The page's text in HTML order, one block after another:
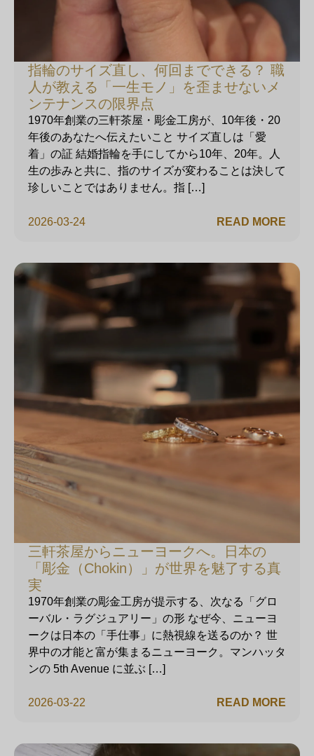
指輪のサイズ直し、何回までできる？ 職
人が教える「一生モノ」を歪ませないメ
ンテナンスの限界点
2026-03-24
1970年創業の三軒茶屋・彫金工房が、10年後・20
年後のあなたへ伝えたいこと サイズ直しは「愛
着」の証 結婚指輪を手にしてから10年、20年。人
生の歩みと共に、指のサイズが変わることは決して
珍しいことではありません。指 […]
READ MORE
三軒茶屋からニューヨークへ。日本の
「彫金（Chokin）」が世界を魅了する真
実
2026-03-22
1970年創業の彫金工房が提示する、次なる「グロ
ーバル・ラグジュアリー」の形 なぜ今、ニューヨ
ークは日本の「手仕事」に熱視線を送るのか？ 世
界中の才能と富が集まるニューヨーク。マンハッタ
ンの 5th Avenue に並ぶ […]
READ MORE